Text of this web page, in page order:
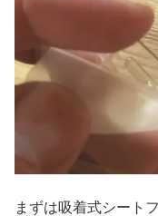
まずは吸着式シート